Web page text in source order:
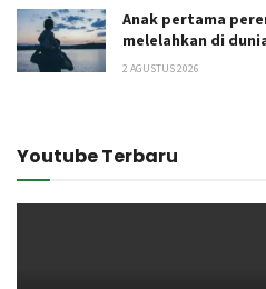
Anak pertama
melelahkan di
2 AGUSTUS 2026
Youtube Terbaru